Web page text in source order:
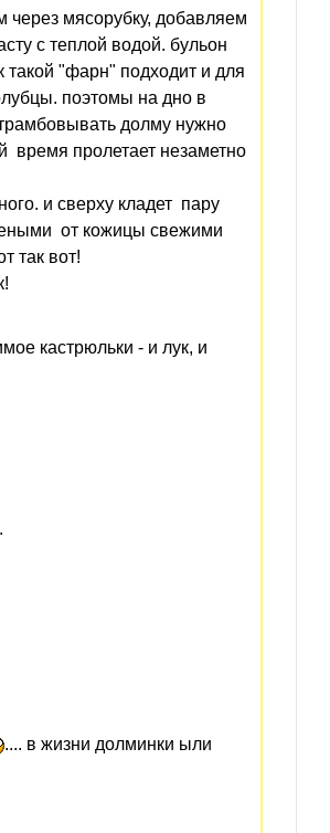
мясорубку, добавляем
с теплой водой. бульон
такой "фарн" подходит и для
поэтомы на дно в
долму нужно
время пролетает незаметно
и сверху кладет пару
от кожицы свежими
так вот!
кастрюльки - и лук, и
.... в жизни долминки ыли